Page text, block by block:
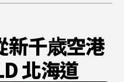
新千歳空港
北海道